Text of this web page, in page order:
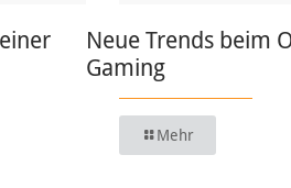
Neue Trends beim
Gaming
Mehr